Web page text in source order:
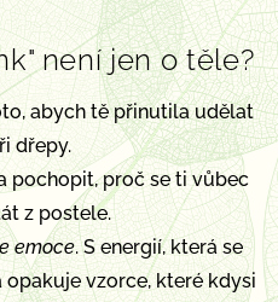
není jen o těle?
abych tě přinutila udělat
dřepy.
pochopit, proč se ti vůbec
z postele.
emoce. S energií, která se
vzorce, které kdysi